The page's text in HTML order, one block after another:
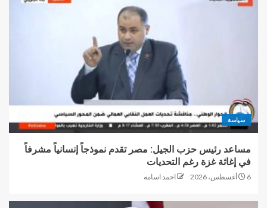
سياسة
مساعد رئيس حزب الجيل: مصر تقدم نموذجاً إنسانياً مشرفاً
في إغاثة غزة رغم التحديات
6 أغسطس، 2026 احمد اسامه